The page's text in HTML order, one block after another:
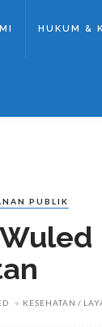
HUKUM &
PUBLIK
KESEHATAN